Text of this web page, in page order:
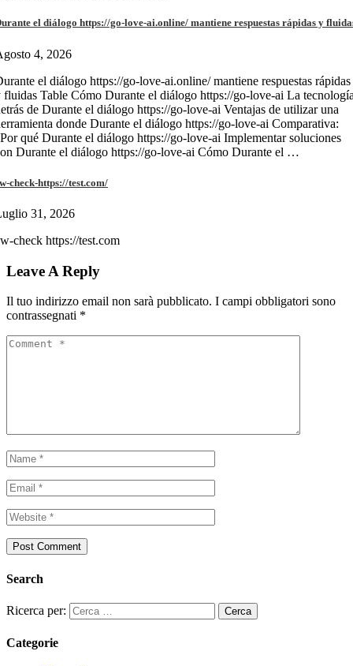
el diálogo https://go-love-ai.online/ mantiene respuestas rápidas y
4, 2026
el diálogo https://go-love-ai.online/ mantiene respuestas rápidas
fluidas Table Cómo Durante el diálogo https://go-love-ai La
de Durante el diálogo https://go-love-ai Ventajas de utilizar una
donde Durante el diálogo https://go-love-ai Comparativa:
qué Durante el diálogo https://go-love-ai Implementar soluciones
Durante el diálogo https://go-love-ai Cómo Durante el …
check-https://test.com/
31, 2026
check https://test.com
Leave A Reply
Il tuo indirizzo email non sarà pubblicato. I campi obbligatori sono
contrassegnati *
Search
Ricerca per:
Categorie